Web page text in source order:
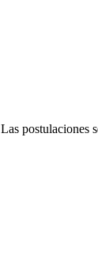
postulaciones